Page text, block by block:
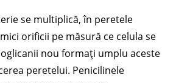
se multiplică, în peretele
orificii pe măsură ce celula se
nou formați umplu aceste
peretelui. Penicilinele